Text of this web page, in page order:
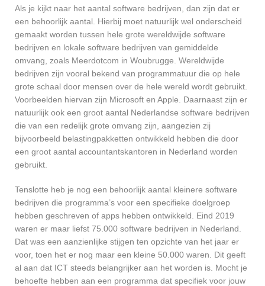
Als je kijkt naar het aantal software bedrijven, dan zijn dat er
een behoorlijk aantal. Hierbij moet natuurlijk wel onderscheid
gemaakt worden tussen hele grote wereldwijde software
bedrijven en lokale software bedrijven van gemiddelde
omvang, zoals Meerdotcom in Woubrugge. Wereldwijde
bedrijven zijn vooral bekend van programmatuur die op hele
grote schaal door mensen over de hele wereld wordt gebruikt.
Voorbeelden hiervan zijn Microsoft en Apple. Daarnaast zijn er
natuurlijk ook een groot aantal Nederlandse software bedrijven
die van een redelijk grote omvang zijn, aangezien zij
bijvoorbeeld belastingpakketten ontwikkeld hebben die door
een groot aantal accountantskantoren in Nederland worden
gebruikt.
Tenslotte heb je nog een behoorlijk aantal kleinere software
bedrijven die programma’s voor een specifieke doelgroep
hebben geschreven of apps hebben ontwikkeld. Eind 2019
waren er maar liefst 75.000 software bedrijven in Nederland.
Dat was een aanzienlijke stijgen ten opzichte van het jaar er
voor, toen het er nog maar een kleine 50.000 waren. Dit geeft
al aan dat ICT steeds belangrijker aan het worden is. Mocht je
behoefte hebben aan een programma dat specifiek voor jouw